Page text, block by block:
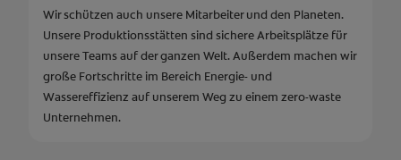
Wir schützen auch unsere Mitarbeiter und den Planeten.
Unsere Produktionsstätten sind sichere Arbeitsplätze für
unsere Teams auf der ganzen Welt. Außerdem machen wir
große Fortschritte im Bereich Energie- und
Wassereffizienz auf unserem Weg zu einem zero-waste
Unternehmen.